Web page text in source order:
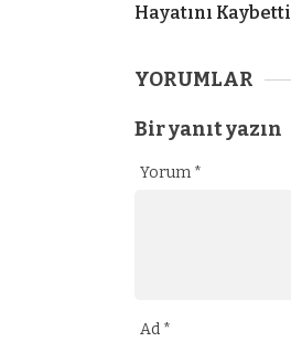
Hayatını Kaybetti
YORUMLAR
Bir yanıt yazın
Yorum *
Ad *